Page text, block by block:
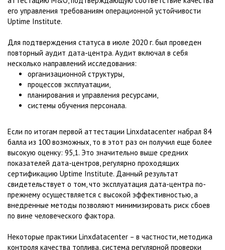
его управления требованиям операционной устойчивости
Uptime Institute.
Для подтверждения статуса в июле 2020 г. был проведен
повторный аудит дата-центра. Аудит включал в себя
несколько направлений исследования:
организационной структуры,
процессов эксплуатации,
планирования и управления ресурсами,
системы обучения персонала.
Если по итогам первой аттестации Linxdatacenter набрал 84
балла из 100 возможных, то в этот раз он получил еще более
высокую оценку: 95,1. Это значительно выше средних
показателей дата-центров, регулярно проходящих
сертификацию Uptime Institute. Данный результат
свидетельствует о том, что эксплуатация дата-центра по-
прежнему осуществляется с высокой эффективностью, а
внедренные методы позволяют минимизировать риск сбоев
по вине человеческого фактора.
Некоторые практики Linxdatacenter – в частности, методика
контроля качества топлива, система регулярной проверки